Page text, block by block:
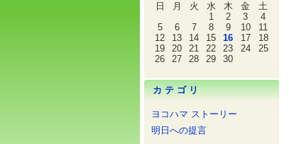
日 月 火 水 木 金
土
1
2 3
4
5
6 7 8 9 10
11
12
13 14 15 16 17
18
19
20 21 22 23 24
25
26
27 28 29 30
カテゴリ
ヨコハマ ストーリー
明日への提言